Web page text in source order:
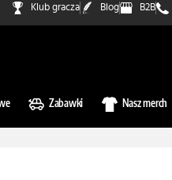
Klub gracza Blog B2B
Zabawki Nasz merch